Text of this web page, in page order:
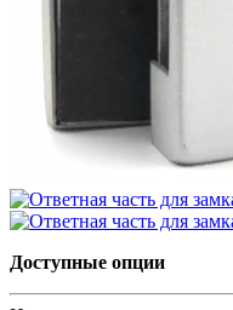
Доступные опции